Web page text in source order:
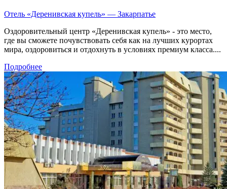
Отель «Деренивская купель» — Закарпатье
Оздоровительный центр «Деренивская купель» - это место,
где вы сможете почувствовать себя как на лучших курортах
мира, оздоровиться и отдохнуть в условиях премиум класса....
Подробнее